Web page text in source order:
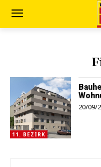
11. BEZIRK
20/09/